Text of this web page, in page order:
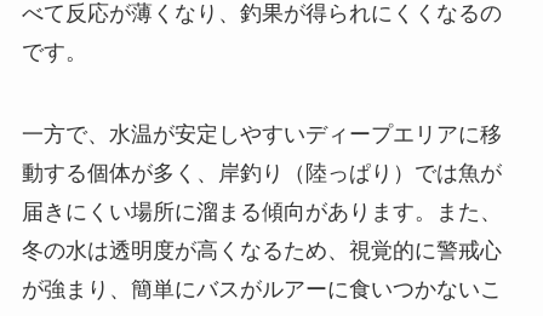
べて反応が薄くなり、釣果が得られにくくなるの
です。
一方で、水温が安定しやすいディープエリアに移
動する個体が多く、岸釣り（陸っぱり）では魚が
届きにくい場所に溜まる傾向があります。また、
冬の水は透明度が高くなるため、視覚的に警戒心
が強まり、簡単にバスがルアーに食いつかないこ